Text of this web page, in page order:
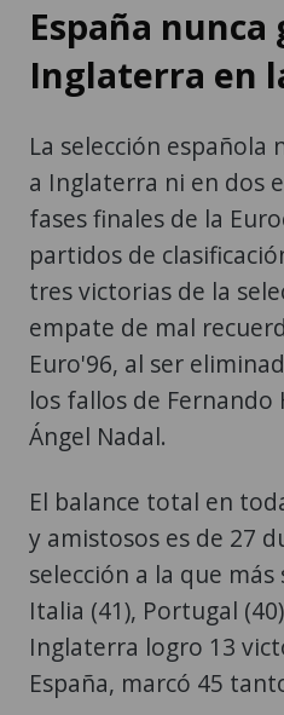
España nunca
Inglaterra en
La selección
a Inglaterra ni en dos
fases finales de la
partidos de
tres victorias de la
empate de mal
Euro'96, al ser
los fallos de Fernando
Ángel Nadal.
El balance total en
y amistosos es de 27
selección a la que
Italia (41), Portugal
Inglaterra logro 13
España, marcó 45